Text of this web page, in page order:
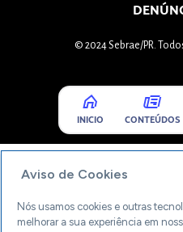
© 2024 Sebrae/PR.
INICIO CONTEÚDOS
Aviso de Cookies
Nós usamos cookies e outras
melhorar a sua experiência em